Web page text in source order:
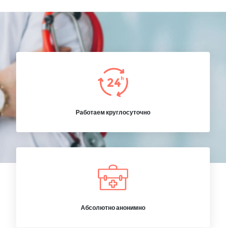
Работаем круглосуточно
Абсолютно анонимно